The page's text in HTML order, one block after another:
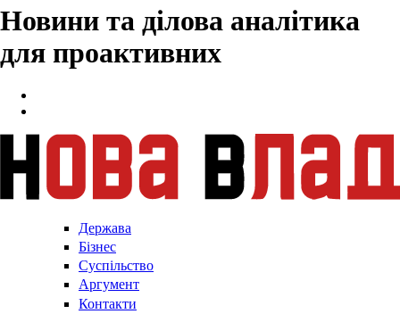
Новини та ділова аналітика
для проактивних
Держава
Бізнес
Суспільство
Аргумент
Контакти